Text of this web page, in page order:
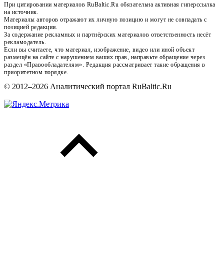
При цитировании материалов RuBaltic.Ru обязательна активная гиперссылка
на источник.
Материалы авторов отражают их личную позицию и могут не совпадать с
позицией редакции.
За содержание рекламных и партнёрских материалов ответственность несёт
рекламодатель.
Если вы считаете, что материал, изображение, видео или иной объект
размещён на сайте с нарушением ваших прав, направьте обращение через
раздел «Правообладателям». Редакция рассматривает такие обращения в
приоритетном порядке.
© 2012–2026 Аналитический портал RuBaltic.Ru